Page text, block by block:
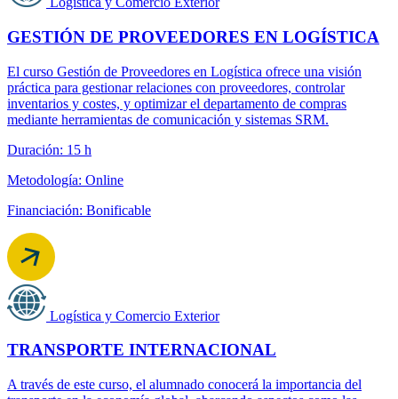
GESTIÓN DE PROVEEDORES EN LOGÍSTICA
El curso Gestión de Proveedores en Logística ofrece una visión
práctica para gestionar relaciones con proveedores, controlar
inventarios y costes, y optimizar el departamento de compras
mediante herramientas de comunicación y sistemas SRM.
Duración: 15 h
Metodología: Online
Financiación: Bonificable
Logística y Comercio Exterior
TRANSPORTE INTERNACIONAL
A través de este curso, el alumnado conocerá la importancia del